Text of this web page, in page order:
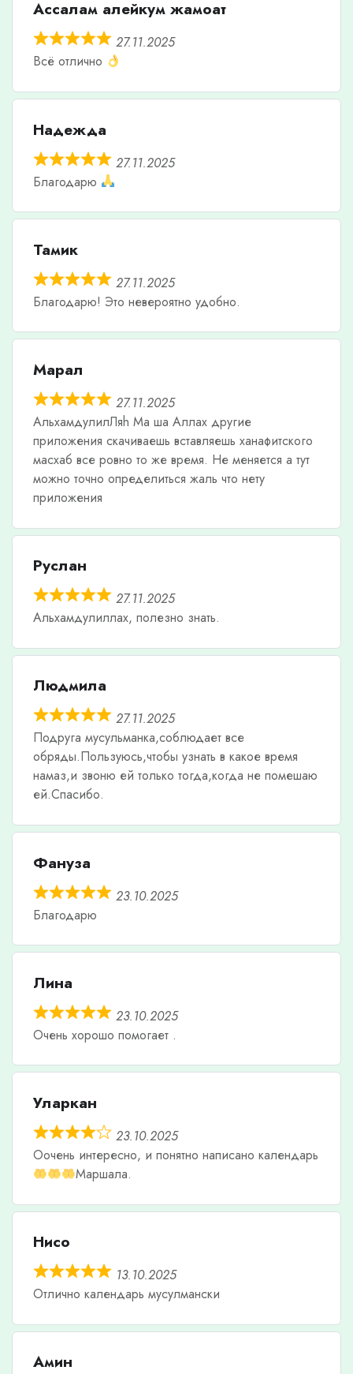
Ассалам алейкум жамоат
27.11.2025
Всё отлично
Надежда
27.11.2025
Благодарю
Тамик
27.11.2025
Благодарю! Это невероятно удобно.
Марал
27.11.2025
АльхамдулилЛяh Ма ша Аллах другие
приложения скачиваешь вставляешь ханафитского
масхаб все ровно то же время. Не меняется а тут
можно точно определиться жаль что нету
приложения
Руслан
27.11.2025
Альхамдулиллах, полезно знать.
Людмила
27.11.2025
Подруга мусульманка,соблюдает все
обряды.Пользуюсь,чтобы узнать в какое время
намаз,и звоню ей только тогда,когда не помешаю
ей.Спасибо.
Фануза
23.10.2025
Благодарю
Лина
23.10.2025
Очень хорошо помогает .
Уларкан
23.10.2025
Оочень интересно, и понятно написано календарь
Маршала.
Нисо
13.10.2025
Отлично календарь мусулмански
Амин